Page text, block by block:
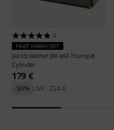
5
PASST GARANTIERT
Jakob Winter JW 460 Trumpet
Cylinder
179 €
UVP: 254 €
-30%